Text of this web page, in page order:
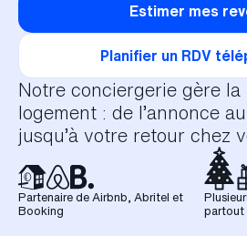
Estimer mes
Planifier un RDV
Notre conciergerie gère
logement : de l’annonce
jusqu’à votre retour chez
Partenaire de Airbnb, Abritel et
Booking
partout